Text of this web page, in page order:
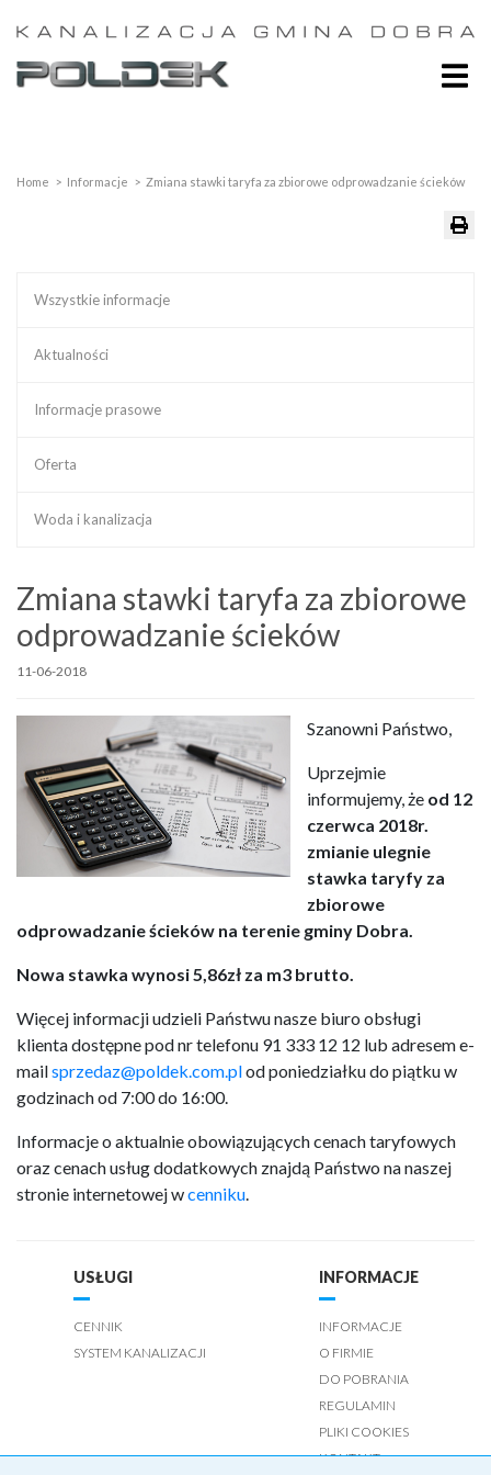
Home > Informacje > Zmiana stawki taryfa za zbiorowe odprowadzanie ścieków
Wszystkie informacje
Aktualności
Informacje prasowe
Oferta
Woda i kanalizacja
Zmiana stawki taryfa za zbiorowe
odprowadzanie ścieków
11-06-2018
Szanowni Państwo,
Uprzejmie
informujemy, że od 12
czerwca 2018r.
zmianie ulegnie
stawka taryfy za
zbiorowe
odprowadzanie ścieków na terenie gminy Dobra.
Nowa stawka wynosi 5,86zł za m3 brutto.
Więcej informacji udzieli Państwu nasze biuro obsługi
klienta dostępne pod nr telefonu 91 333 12 12 lub adresem e-
mailsprzedaz@poldek.com.plod poniedziałku do piątku w
godzinach od 7:00 do 16:00.
Informacje o aktualnie obowiązujących cenach taryfowych
oraz cenach usług dodatkowych znajdą Państwo na naszej
stronie internetowej wcenniku
USŁUGI
CENNIK
SYSTEM KANALIZACJI
INFORMACJE
INFORMACJE
O FIRMIE
DO POBRANIA
REGULAMIN
PLIKI COOKIES
KONTAKT